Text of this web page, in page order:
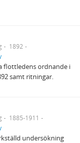
1892
flottledens ordnande i
samt ritningar.
1885-1911
undersökning